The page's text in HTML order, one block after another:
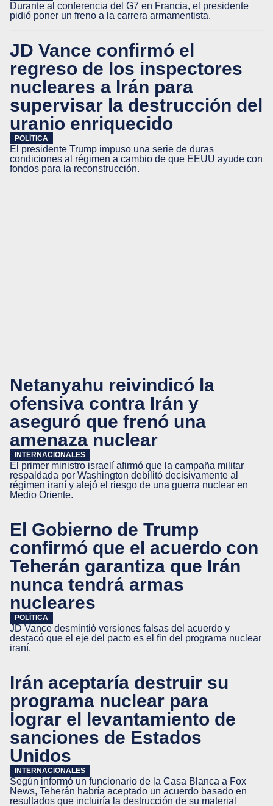
Durante al conferencia del G7 en Francia, el presidente
pidió poner un freno a la carrera armamentista.
JD Vance confirmó el
regreso de los inspectores
nucleares a Irán para
supervisar la destrucción del
uranio enriquecido
POLÍTICA
El presidente Trump impuso una serie de duras
condiciones al régimen a cambio de que EEUU ayude con
fondos para la reconstrucción.
Netanyahu reivindicó la
ofensiva contra Irán y
aseguró que frenó una
amenaza nuclear
INTERNACIONALES
El primer ministro israelí afirmó que la campaña militar
respaldada por Washington debilitó decisivamente al
régimen iraní y alejó el riesgo de una guerra nuclear en
Medio Oriente.
El Gobierno de Trump
confirmó que el acuerdo con
Teherán garantiza que Irán
nunca tendrá armas
nucleares
POLÍTICA
JD Vance desmintió versiones falsas del acuerdo y
destacó que el eje del pacto es el fin del programa nuclear
iraní.
Irán aceptaría destruir su
programa nuclear para
lograr el levantamiento de
sanciones de Estados
Unidos
INTERNACIONALES
Según informó un funcionario de la Casa Blanca a Fox
News, Teherán habría aceptado un acuerdo basado en
resultados que incluiría la destrucción de su material